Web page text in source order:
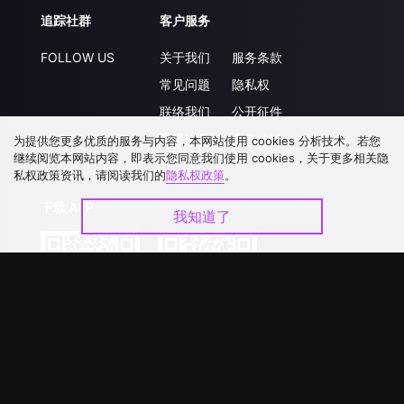
追踪社群
FOLLOW US
客户服务
关于我们
常见问题
联络我们
升级VIP
服务条款
隐私权
公开征件
合作洽談
为提供您更多优质的服务与内容，本网站使用 cookies 分析技术。若您
继续阅览本网站内容，即表示您同意我们使用 cookies，关于更多相关隐
私权政策资讯，请阅读我们的隐私权政策。
我知道了